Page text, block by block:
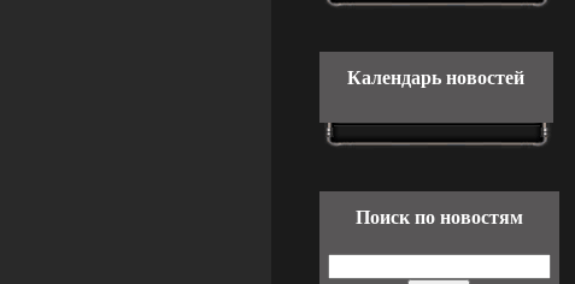
Календарь новостей
Поиск по новостям